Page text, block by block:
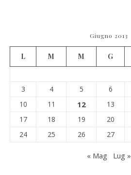
Giugno 2013
L M M G
3
4 5 6
10
11 12 13
17
18 19 20
24
25 26 27
« Mag Lug »